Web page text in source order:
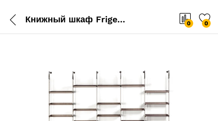
Книжный шкаф Frigerio Amy 0 0